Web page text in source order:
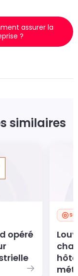
assurer la
?
similaires
opéré